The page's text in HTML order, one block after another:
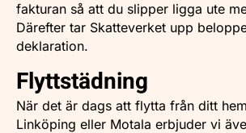
fakturan så att du slipper ligga ute
Därefter tar Skatteverket upp
deklaration.
Flyttstädning
När det är dags att flytta från ditt
Linköping eller Motala erbjuder vi